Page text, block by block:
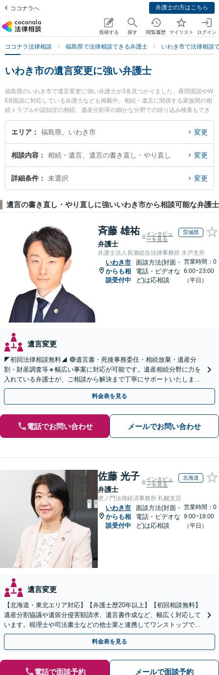
ココナラへ 弁護士の方はこちら
投稿する 探す 閲覧履歴 マイリスト ログイン
ココナラ法律相談 福島県で法律相談できる弁護士 いわき市で法律相談
いわき市の遺言変更に強い弁護士
福島県のいわき市で遺言変更に強い弁護士が3名見つかりました。夜間面談やW
EB面談に対応している弁護士なども掲載中。相続・遺言に関係する家族間の相
続トラブルや認知症の相続、遺産分割等の細かな分野での絞り込み検索もでき
便利です。特にいわきグリーン法律事務所の佐藤 慎也弁護士や弁護士法人湊法
律事務所の安藤 眞史弁護士、くどうつつじの花法律事務所の工藤 誠一弁護士の
プロフィール情報や弁護士費用、強みなどが注目されています。『いわき市で
『遺言変更のトラブル解決の実績豊富な近くの弁護士を検索したい』『初回相
談無料で遺言変更を法律相談できるいわき市内の弁護士に相談予約したい』な
どでお困りの相談者さんにおすすめです。
エリア 福島県、いわき市 変更
相談内容 相続・遺言、遺言の書き直し・やり直し 変更
詳細条件 未選択 変更
遺言の書き直し・やり直しに強いいわき市から相談可能な弁護士
斉藤 雄祐
弁護士
インタビュ
ーを見る
茨城県
弁護士法人長瀬総合法律事務所 水戸支所
いわき市
からも相
談受付中
面談方法(対面・
電話・ビデオな
ど)は応相談
営業時間：0
6:00~23:00
（平日）
遺言変更
◤初回法律相談無料◢ 🔴遺言書・死後事務委任・相続放棄・遺産分
割・財産調査等🔸幅広い事案に対応が可能です。遺産相続分野に力を
入れている弁護士が、ご相談から解決まで丁寧にサポートいたしま
す。まずはじっくりとお話ししてください。
料金表を見る
電話でお問い合わせ メールでお問い合わせ
佐藤 光子
弁護士
インタビュ
ーを見る
北海道
虎ノ門法律経済事務所 札幌支店
いわき市
からも相
談受付中
面談方法(対面・
電話・ビデオな
ど)は応相談
営業時間：0
9:00~18:00
（平日）
遺言変更
【北海道・東北エリア対応】【弁護士歴20年以上】【初回相談無料】
遺産分割協議や遺留分侵害額請求、遺言書作成など、幅広く対応して
います。税理士や司法書士などの他士業と連携してワンストップでの
解決が可能です。ぜひご相談ください。
料金表を見る
電話で面談予約 メールで面談予約